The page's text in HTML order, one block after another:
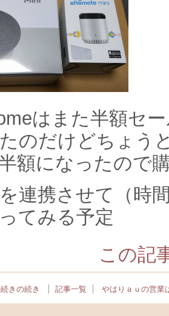
はまた半額セ
のだけどちょう
額になったので
連携させて（時
てみる予定
この記
きの続き 記事一覧 やはりａｕの営業